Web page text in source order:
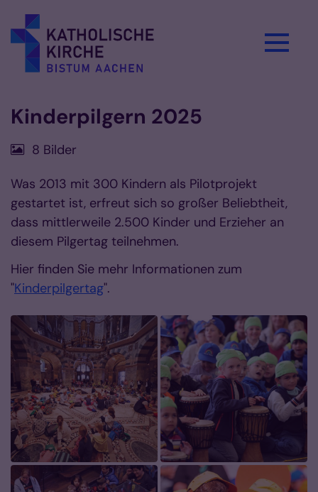
Kinderpilgern 2025
8 Bilder
Was 2013 mit 300 Kindern als Pilotprojekt
gestartet ist, erfreut sich so großer Beliebtheit,
dass mittlerweile 2.500 Kinder und Erzieher an
diesem Pilgertag teilnehmen.
Hier finden Sie mehr Informationen zum
"Kinderpilgertag".